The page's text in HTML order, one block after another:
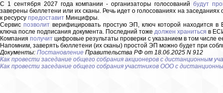
С 1 сентября 2027 года компании - организаторы голосований будут
заверены бюллетени или их сканы. Речь идет о голосованиях на
к ресурсу предоставит Минцифры.
Сервис позволитверифицировать простую ЭП, ключ которой
ключа после подписания документа. Последний тоже должен храниться в
Компания получит цифровые результаты проверки с указанием в том числе
Напомним, заверять бюллетени (их сканы) простой ЭП можно будет при
Документы: Постановление Правительства РФ от 18.06.2025 N 912
Как провести заседание общего собрания акционеров с дистанционным
Как провести заседание общего собрания участников ООО с